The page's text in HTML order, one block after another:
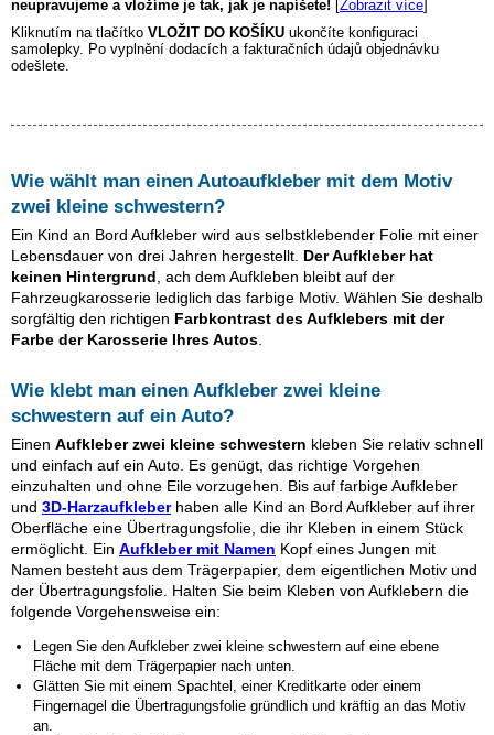
neupravujeme a vložíme je tak, jak je napíšete! Zobrazit více
Kliknutím na tlačítko VLOŽIT DO KOŠÍKU ukončíte konfiguraci
samolepky. Po vyplnění dodacích a fakturačních údajů objednávku
odešlete.
Wie wählt man einen Autoaufkleber mit dem Motiv
zwei kleine schwestern?
Ein Kind an Bord Aufkleber wird aus selbstklebender Folie mit einer
Lebensdauer von drei Jahren hergestellt. Der Aufkleber hat
keinen Hintergrund , ach dem Aufkleben bleibt auf der
Fahrzeugkarosserie lediglich das farbige Motiv. Wählen Sie deshalb
sorgfältig den richtigen Farbkontrast des Aufklebers mit der
Farbe der Karosserie Ihres Autos
Wie klebt man einen Aufkleber zwei kleine
schwestern auf ein Auto?
Einen Aufkleberzwei kleine schwestern kleben Sie relativ schnell
und einfach auf ein Auto. Es genügt, das richtige Vorgehen
einzuhalten und ohne Eile vorzugehen. Bis auf farbige Aufkleber
und 3D-Harzaufkleberhaben alle Kind an Bord Aufkleber auf ihrer
Oberfläche eine Übertragungsfolie, die ihr Kleben in einem Stück
ermöglicht. Ein Aufkleber mit Namen Kopf eines Jungen mit
Namen besteht aus dem Trägerpapier, dem eigentlichen Motiv und
der Übertragungsfolie. Halten Sie beim Kleben von Aufklebern die
folgende Vorgehensweise ein:
Legen Sie den Aufkleber zwei kleine schwestern auf eine ebene
Fläche mit dem Trägerpapier nach unten.
Glätten Sie mit einem Spachtel, einer Kreditkarte oder einem
Fingernagel die Übertragungsfolie gründlich und kräftig an das Motiv
an.